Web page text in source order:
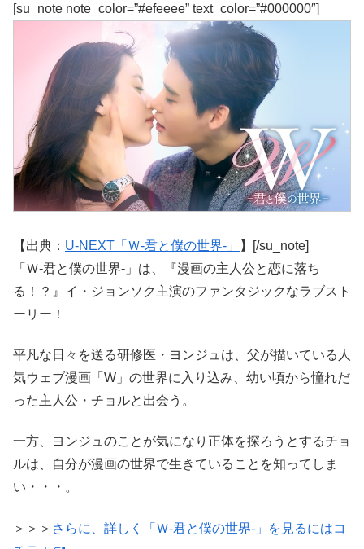
[su_note note_color=”#efeeee” text_color=”#000000″]
【出典： U-NEXT「Ｗ-君と僕の世界-」
】[/su_note]
「Ｗ-君と僕の世界-」は、『漫画の主人公と恋に落ち
る！？』イ・ジョンソク主演のファンタジックなラブスト
ーリー！
平凡な日々を送る研修医・ヨンジュは、父が描いている人
気ウェブ漫画「W」の世界に入り込み、幼い頃から憧れだ
った主人公・チョルと出会う。
一方、ヨンジュのことが気になり正体を探ろうとするチョ
ルは、自分が漫画の世界で生きていることを知ってしま
い・・・。
＞＞＞ さらに、詳しく「Ｗ-君と僕の世界-」を見るにはコ